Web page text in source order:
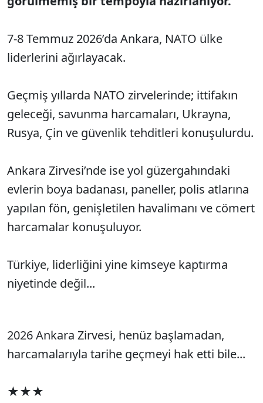
7-8 Temmuz 2026’da Ankara, NATO ülke
liderlerini ağırlayacak.
Geçmiş yıllarda NATO zirvelerinde; ittifakın
geleceği, savunma harcamaları, Ukrayna,
Rusya, Çin ve güvenlik tehditleri konuşulurdu.
Ankara Zirvesi’nde ise yol güzergahındaki
evlerin boya badanası, paneller, polis atlarına
yapılan fön, genişletilen havalimanı ve cömert
harcamalar konuşuluyor.
Türkiye, liderliğini yine kimseye kaptırma
niyetinde değil...
2026 Ankara Zirvesi, henüz başlamadan,
harcamalarıyla tarihe geçmeyi hak etti bile...
★★★